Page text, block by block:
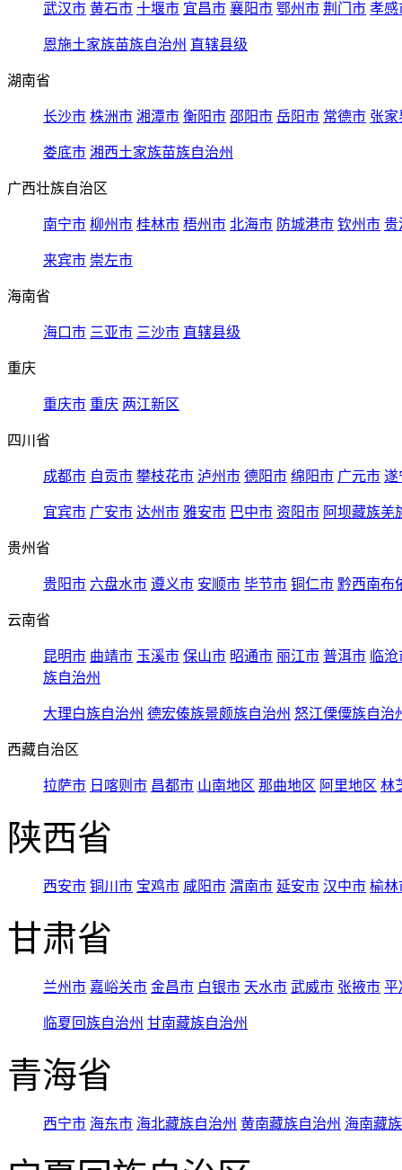
武汉市 黄石市 十堰市 宜昌市 襄阳市 鄂州市 荆门市 孝感
恩施土家族苗族自治州 直辖县级
湖南省
长沙市 株洲市 湘潭市 衡阳市 邵阳市 岳阳市 常德市 张家
娄底市 湘西土家族苗族自治州
广西壮族自治区
南宁市 柳州市 桂林市 梧州市 北海市 防城港市 钦州市 贵
来宾市 崇左市
海南省
海口市 三亚市 三沙市 直辖县级
重庆
重庆市 重庆 两江新区
四川省
成都市 自贡市 攀枝花市 泸州市 德阳市 绵阳市 广元市 遂
宜宾市 广安市 达州市 雅安市 巴中市 资阳市 阿坝藏族羌
贵州省
贵阳市 六盘水市 遵义市 安顺市 毕节市 铜仁市 黔西南布
云南省
昆明市 曲靖市 玉溪市 保山市 昭通市 丽江市 普洱市 临
族自治州
大理白族自治州 德宏傣族景颇族自治州 怒江傈僳族自治
西藏自治区
拉萨市 日喀则市 昌都市 山南地区 那曲地区 阿里地区 林
陕西省
西安市 铜川市 宝鸡市 咸阳市 渭南市 延安市 汉中市 榆林
甘肃省
兰州市 嘉峪关市 金昌市 白银市 天水市 武威市 张掖市 平
临夏回族自治州 甘南藏族自治州
青海省
西宁市 海东市 海北藏族自治州 黄南藏族自治州 海南藏